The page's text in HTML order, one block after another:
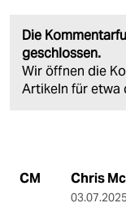
Die
geschlossen.
Wir öffnen die
Artikeln für etwa
CM Chris
03.07.2025